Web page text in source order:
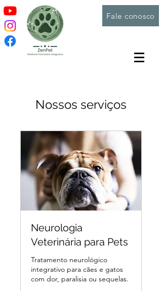
Fale conosco
Nossos serviços
Neurologia
Veterinária para Pets
Tratamento neurológico
integrativo para cães e gatos
com dor, paralisia ou sequelas.